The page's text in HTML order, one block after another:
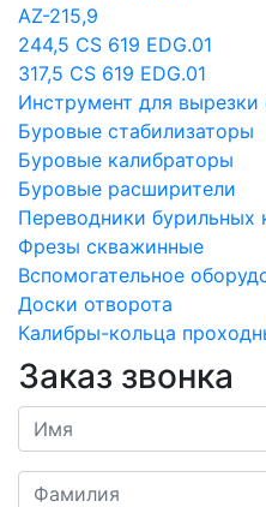
AZ-215,9
244,5 CS 619 EDG.01
317,5 CS 619 EDG.01
Инструмент для
Буровые стабилизаторы
Буровые калибраторы
Буровые расширители
Переводники бурильных
Фрезы скважинные
Вспомогательное
Доски отворота
Калибры-кольца
Заказ звонка